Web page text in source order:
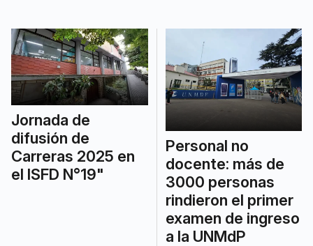
Jornada de
difusión de
Carreras 2025 en
el ISFD N°19"
Personal no
docente: más de
3000 personas
rindieron el primer
examen de ingreso
a la UNMdP